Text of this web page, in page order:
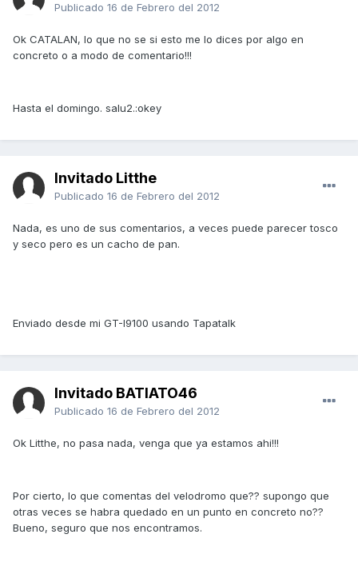
Publicado 16 de Febrero del 2012
Ok CATALAN, lo que no se si esto me lo dices por algo en
concreto o a modo de comentario!!!
Hasta el domingo. salu2.:okey
Invitado Litthe
Publicado 16 de Febrero del 2012
Nada, es uno de sus comentarios, a veces puede parecer tosco
y seco pero es un cacho de pan.
Enviado desde mi GT-I9100 usando Tapatalk
Invitado BATIATO46
Publicado 16 de Febrero del 2012
Ok Litthe, no pasa nada, venga que ya estamos ahi!!!
Por cierto, lo que comentas del velodromo que?? supongo que
otras veces se habra quedado en un punto en concreto no??
Bueno, seguro que nos encontramos.